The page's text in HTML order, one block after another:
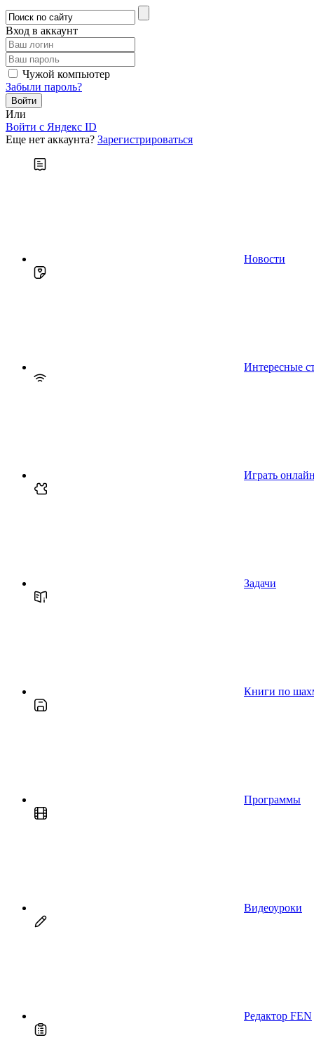
Вход в аккаунт
Чужой компьютер
Забыли пароль?
Или
Войти c Яндекс ID
Еще нет аккаунта? Зарегистрироваться
Новости
Интересные
Играть онлайн
Задачи
Книги по
Программы
Видеоуроки
Редактор FEN